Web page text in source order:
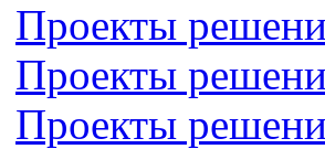
Проекты
Проекты
Проекты